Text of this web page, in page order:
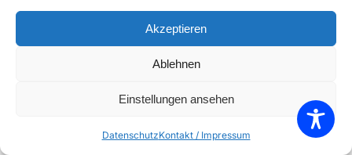
Akzeptieren
Ablehnen
Einstellungen ansehen
DatenschutzKontakt / Impressum
Add to Compare